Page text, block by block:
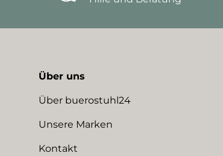
Über uns
Über buerostuhl24
Unsere Marken
Kontakt